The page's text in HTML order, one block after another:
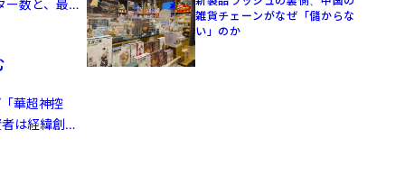
数と、最大
華超神控
は経緯創投
雑貨チェーンがなぜ「儲からな
い」のか